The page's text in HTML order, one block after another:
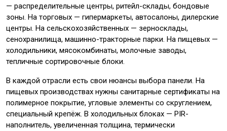
— распределительные центры, ритейл-склады, бондовые
зоны. На торговых — гипермаркеты, автосалоны, дилерские
центры. На сельскохозяйственных — зерносклады,
сенохранилища, машинно-тракторные парки. На пищевых —
холодильники, мясокомбинаты, молочные заводы,
тепличные сортировочные блоки.
В каждой отрасли есть свои нюансы выбора панели. На
пищевых производствах нужны санитарные сертификаты на
полимерное покрытие, угловые элементы со скруглением,
специальный крепёж. В холодильных блоках — PIR-
наполнитель, увеличенная толщина, термически